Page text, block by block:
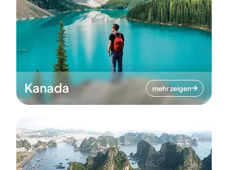
Kanada mehr zeigen